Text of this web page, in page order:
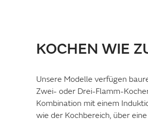
KOCHEN WIE
Unsere Modelle verfügen
Zwei- oder Drei-Flamm-
Kombination mit einem
wie der Kochbereich, über